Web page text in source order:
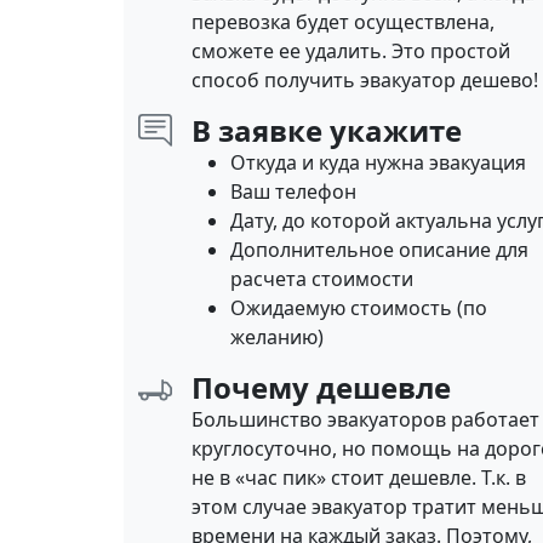
перевозка будет осуществлена,
сможете ее удалить. Это простой
способ получить эвакуатор дешево!
В заявке укажите
Откуда и куда нужна эвакуация
Ваш телефон
Дату, до которой актуальна
Дополнительное описание для
расчета стоимости
Ожидаемую стоимость (по
желанию)
Почему дешевле
Большинство эвакуаторов работает
круглосуточно, но помощь на
не в «час пик» стоит дешевле. Т.к. в
этом случае эвакуатор тратит
времени на каждый заказ. Поэтому,